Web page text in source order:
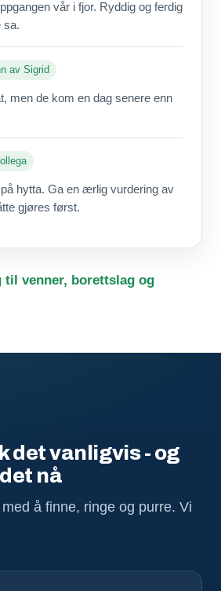
vår i fjor. Ryddig og ferdig
sa.
av Sigrid
men de kom en dag senere enn
hytta. Ga en ærlig vurdering av
gjøres først.
til venner, borettslag og
det vanligvis - og
nå
å finne, ringe og purre. Vi